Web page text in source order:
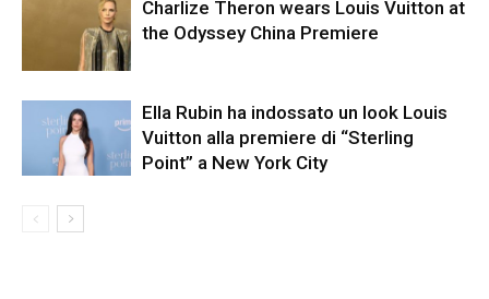
Charlize Theron wears Louis Vuitton at
the Odyssey China Premiere
Ella Rubin ha indossato un look Louis
Vuitton alla premiere di “Sterling
Point” a New York City